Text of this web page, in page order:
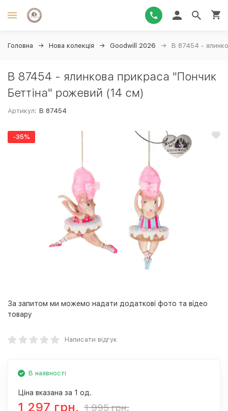
Головна Нова колекція Goodwill 2026 B 87454 -
B 87454 - ялинкова прикраса "Пончик
Беттіна" рожевий (14 см)
Артикул: B 87454
-35%
За запитом ми можемо надати додаткові фото та відео
товару
Написати відгук
В наявності
Ціна вказана за 1 од.
1 297 грн. 1 995 грн.